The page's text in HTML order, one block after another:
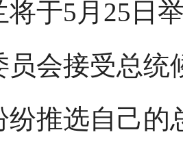
5月25日举
员会接受总
纷推选自己